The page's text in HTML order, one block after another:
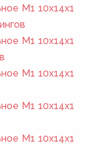
М1 10х14х1
М1 10х14х1
М1 10х14х1
М1 10х14х1
М1 10х14х1